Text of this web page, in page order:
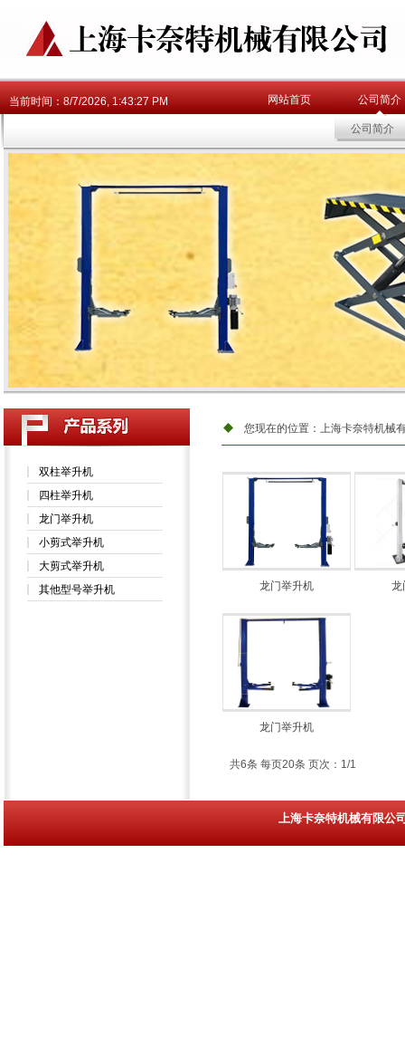
当前时间： 8/7/2026, 1:43:28 PM 网站首页 公司简介
公司简介
双柱举升机
四柱举升机
龙门举升机
小剪式举升机
大剪式举升机
其他型号举升机
龙门举升机 龙
龙门举升机
共6条 每页20条 页次：1/1
您现在的位置： 上海卡奈特机械
新闻中心 |联系方式 |
上海卡奈特机械有限